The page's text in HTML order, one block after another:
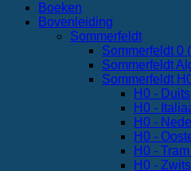
Boeken
Bovenleiding
Sommerfeldt
Sommerfeldt 0
Sommerfeldt
Sommerfeldt
H0 - Duits
H0 -
H0 -
H0 -
H0 -
H0 -